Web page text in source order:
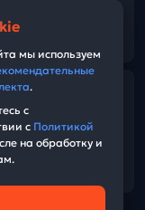
11:00
готовиться к ОГЭ
21:00
мы используем
.
с
с Политикой
на обработку и